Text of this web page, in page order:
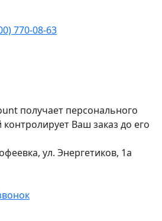
770-08-63
получает персонального
Ваш заказ до его
ул. Энергетиков, 1а